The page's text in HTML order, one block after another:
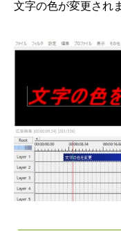
文字の色が変更され